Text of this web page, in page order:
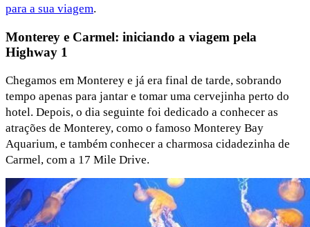
para a sua viagem.
Monterey e Carmel: iniciando a viagem pela
Highway 1
Chegamos em Monterey e já era final de tarde, sobrando
tempo apenas para jantar e tomar uma cervejinha perto do
hotel. Depois, o dia seguinte foi dedicado a conhecer as
atrações de Monterey, como o famoso Monterey Bay
Aquarium, e também conhecer a charmosa cidadezinha de
Carmel, com a 17 Mile Drive.